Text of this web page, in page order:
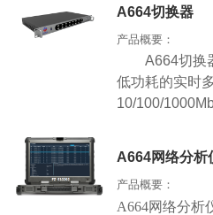
点，支持多种
航空航天的地
A664切换器
产品概要：
A664切换
低功耗的实时
10/100/
测试、验证中
A664网络分析
产品概要：
A664网络分析